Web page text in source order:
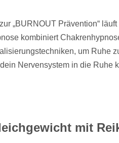
„BURNOUT Prävention“
kombiniert
um Ruhe
Nervensystem in die Ruhe
mit